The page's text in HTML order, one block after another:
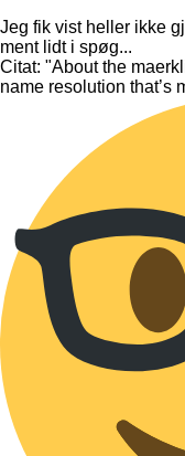
Jeg fik vist heller ikke
ment lidt i spøg...
Citat: "About the
name resolution that’s